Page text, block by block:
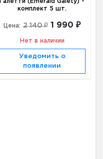
комплект 5 шт.
Цена: 2 140 ₽ 1 990 ₽
Нет в наличии
Уведомить о
появлении